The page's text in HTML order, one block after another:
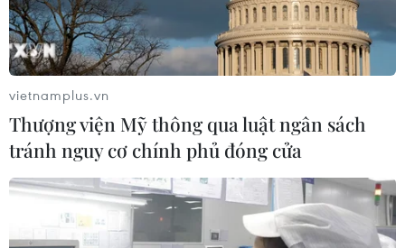
Lãi suất ngân hàng ngày 28/5: Điểm danh
những ngân hàng có mức lãi suất cao nhất
vietnamplus.vn
Thượng viện Mỹ thông qua luật ngân sách
tránh nguy cơ chính phủ đóng cửa